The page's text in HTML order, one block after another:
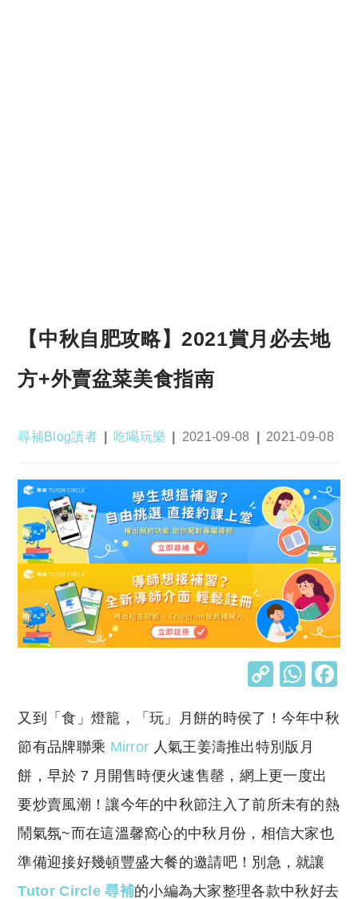
【中秋自肥攻略】2021賞月必去地
方+外賣盆菜美食指南
Post
尋補Blog讀者
Post
吃喝玩樂
Post
2021-09-08
Post
2021-09-08
C
p
y
Li
n
k
W
at
A
p
p
又到「食」燈籠，「玩」月餅的時侯了！今年中秋
節有品牌聯乘 Mirror 人氣王姜濤推出特別版月
餅，早於 7 月開售時便火速售罄，網上更一度出
要炒賣風潮！讓今年的中秋節注入了前所未有的熱
鬧氣氛~而在這溫馨窩心的中秋月份，相信大家也
準備迎接好幾頓豐盛大餐的邀請吧！別急，就讓
Tutor Circle 尋補的小編為大家整理各款中秋好去